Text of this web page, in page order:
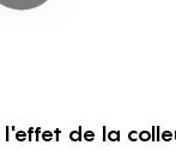
de la